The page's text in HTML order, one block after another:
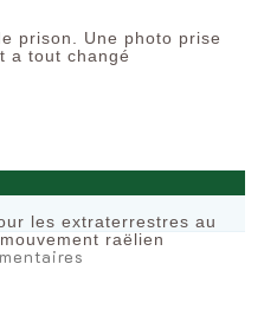
prison. Une photo prise
a tout changé
les extraterrestres au
raëlien